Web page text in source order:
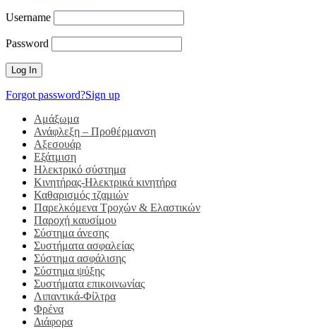
Username
Password
Forgot password?Sign up
Αμάξωμα
Ανάφλεξη – Προθέρμανση
Αξεσουάρ
Εξάτμιση
Ηλεκτρικό σύστημα
Κινητήρας-Ηλεκτρικά κινητήρα
Καθαρισμός τζαμιών
Παρελκόμενα Τροχών & Ελαστικών
Παροχή καυσίμου
Σύστημα άνεσης
Συστήματα ασφαλείας
Σύστημα ασφάλισης
Σύστημα ψύξης
Συστήματα επικοινωνίας
Λιπαντικά-Φίλτρα
Φρένα
Διάφορα